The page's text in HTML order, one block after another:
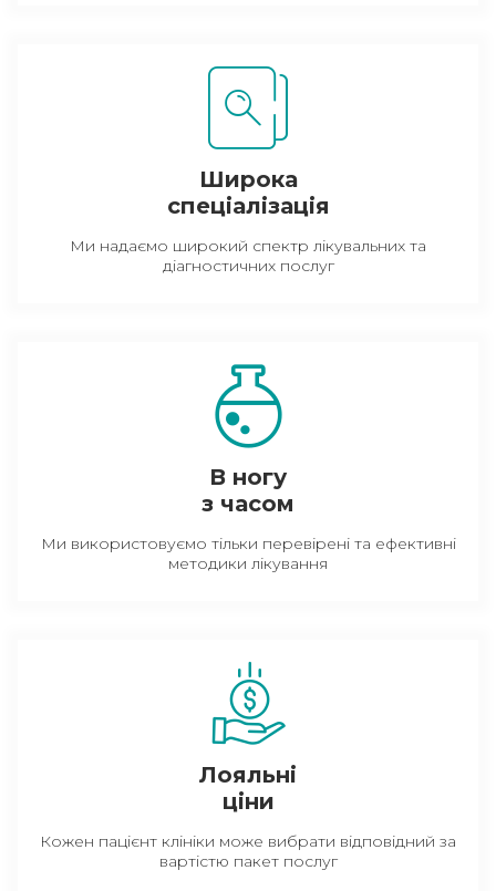
Широка
спеціалізація
Ми надаємо широкий спектр лікувальних та
діагностичних послуг
В ногу
з часом
Ми використовуємо тільки перевірені та ефективні
методики лікування
Лояльні
ціни
Кожен пацієнт клініки може вибрати відповідний за
вартістю пакет послуг